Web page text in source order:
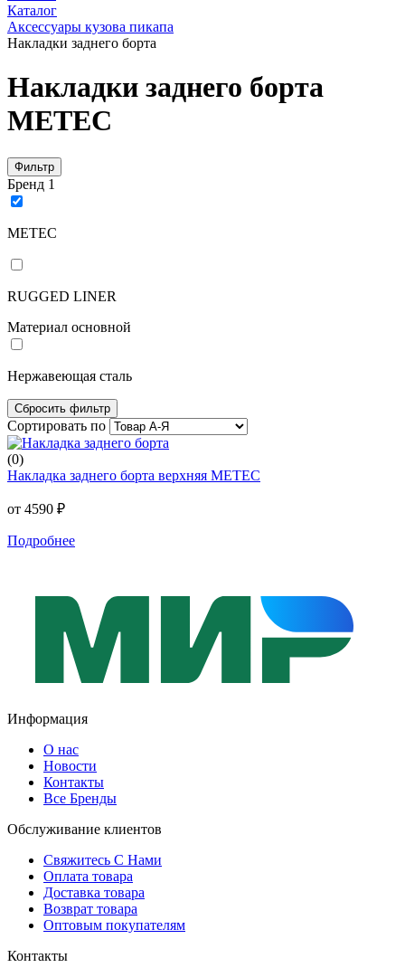
Каталог
Аксессуары кузова пикапа
Накладки заднего борта
Накладки заднего борта
METEC
Фильтр
Бренд 1
METEC
RUGGED LINER
Материал основной
Нержавеющая сталь
Cбросить фильтр
Сортировать по
(0)
Накладка заднего борта верхняя METEC
от 4590 ₽
Подробнее
Информация
О нас
Новости
Контакты
Все Бренды
Обслуживание клиентов
Свяжитесь С Нами
Оплата товара
Доставка товара
Возврат товара
Оптовым покупателям
Контакты